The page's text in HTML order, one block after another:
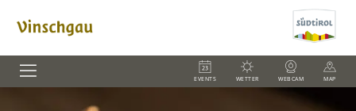
EVENTS WETTER WEBCAM MAP